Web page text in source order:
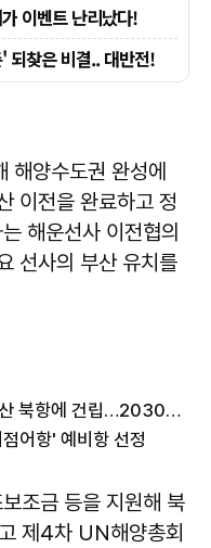
해양수도권 완성에
이전을 완료하고 정
해운선사 이전협의
선사의 부산 유치를
해수부 신청사 '북극항로 거점' 부산 북항에 건립…2030년 완공
어항' 예비항 선정
조금 등을 지원해 북
제4차 UN해양총회